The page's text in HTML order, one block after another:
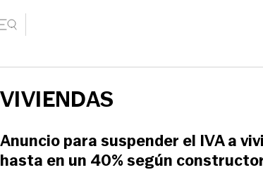
VIVIENDAS
Anuncio para suspender el IVA a
hasta en un 40% según